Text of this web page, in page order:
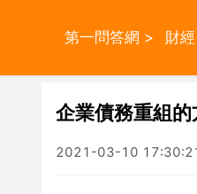
第一問答網 > 財經
企業債務重組
2021-03-10